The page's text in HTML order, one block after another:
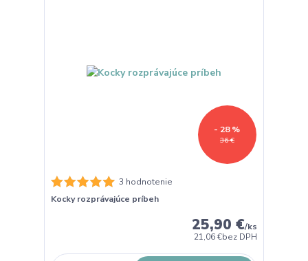
36 €
- 28 %
3 hodnotenie
Kocky rozprávajúce príbeh
25,90 €/ks
21,06 €bez DPH